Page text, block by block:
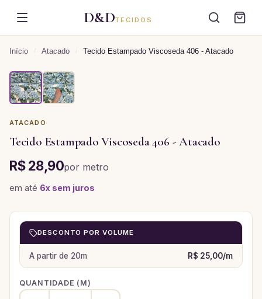
D&DTECIDOS
Início / Atacado / Tecido Estampado Viscoseda 406 - Atacado
ATACADO
Tecido Estampado Viscoseda 406 - Atacado
R$ 28,90por metro
em até 6x sem juros
DESCONTO POR VOLUME
A partir de 20m R$ 25,00/m
QUANTIDADE ( M)